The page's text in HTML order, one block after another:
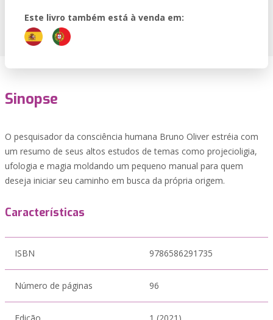
Este livro também está à venda em:
Sinopse
O pesquisador da consciência humana Bruno Oliver estréia com
um resumo de seus altos estudos de temas como projecioligia,
ufologia e magia moldando um pequeno manual para quem
deseja iniciar seu caminho em busca da própria origem.
Características
ISBN 9786586291735
Número de páginas 96